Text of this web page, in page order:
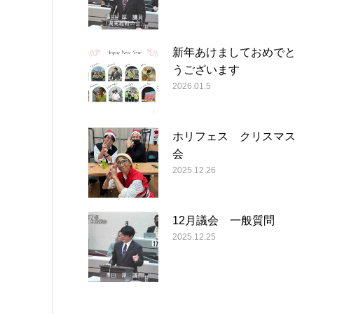
新年あけましておめでと
うございます
2026.01.5
ホリフェス クリスマス
会
2025.12.26
12月議会 一般質問
2025.12.25